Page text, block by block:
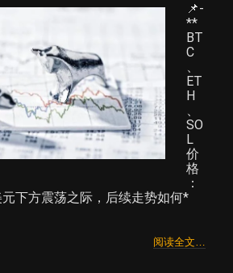
📌-
**
BT
C
、
ET
H
、
SO
L
价
格
：
下方震荡之际，后续走势如何*
阅读全文…